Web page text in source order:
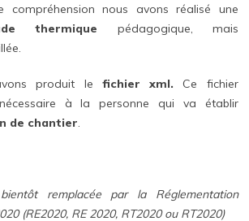
compréhension nous avons réalisé une
thermique pédagogique, mais
produit le fichier xml. Ce fichier
à la personne qui va établir
de chantier.
remplacée par la Réglementation
(RE2020, RE 2020, RT2020 ou RT2020)